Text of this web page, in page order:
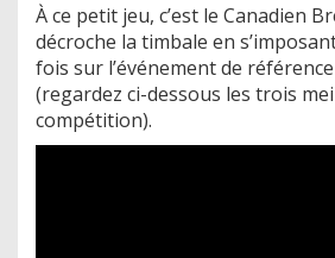
À ce petit jeu, c’est le Canadien
décroche la timbale en
fois sur l’événement de
(regardez ci-dessous les trois
compétition).